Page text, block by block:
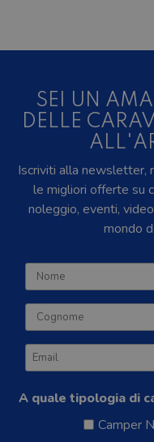
SEI UN
DELLE
Iscriviti alla newsletter,
le migliori offerte su
noleggio, eventi,
mondo
A quale tipologia di
Camper